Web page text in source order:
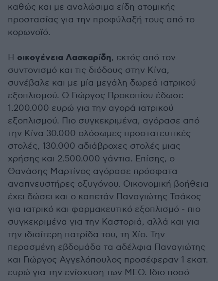
καθώς και με αναλώσιμα είδη ατομικής
προστασίας για την προφύλαξή τους από το
κορωνοϊό.
Η οικογένεια Λασκαρίδη, εκτός από τον
συντονισμό και τις διόδους στην Κίνα,
συνέβαλε και με μία μεγάλη δωρεά ιατρικού
εξοπλισμού. Ο Γιώργος Προκοπίου έδωσε
1.200.000 ευρώ για την αγορά ιατρικού
εξοπλισμού. Πιο συγκεκριμένα, αγόρασε από
την Κίνα 30.000 ολόσωμες προστατευτικές
στολές, 130.000 αδιάβροχες στολές μιας
χρήσης και 2.500.000 γάντια. Επίσης, ο
Θανάσης Μαρτίνος αγόρασε πρόσφατα
αναπνευστήρες οξυγόνου. Οικονομική βοήθεια
έχει δώσει και ο καπετάν Παναγιώτης Τσάκος
για ιατρικό και φαρμακευτικό εξοπλισμό - πιο
συγκεκριμένα για την Καστοριά, αλλά και για
την ιδιαίτερη πατρίδα του, τη Χίο. Την
περασμένη εβδομάδα τα αδέλφια Παναγιώτης
και Γιώργος Αγγελόπουλος προσέφεραν 1 εκατ.
ευρώ για την ενίσχυση των ΜΕΘ. Ιδιο ποσό